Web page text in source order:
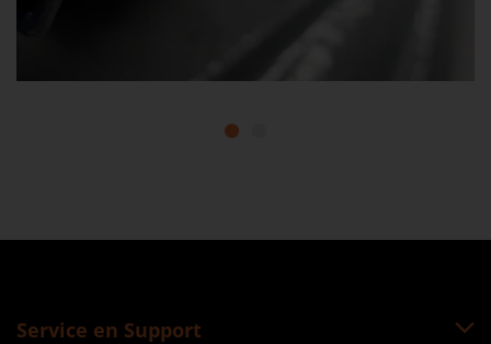
Service en Support